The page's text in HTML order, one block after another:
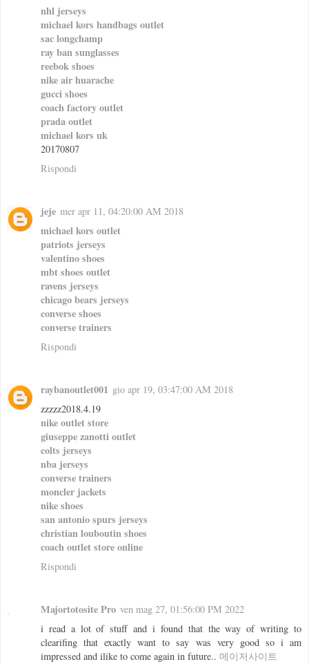
nhl jerseys
michael kors handbags outlet
sac longchamp
ray ban sunglasses
reebok shoes
nike air huarache
gucci shoes
coach factory outlet
prada outlet
michael kors uk
20170807
Rispondi
jeje mer apr 11, 04:20:00 AM 2018
michael kors outlet
patriots jerseys
valentino shoes
mbt shoes outlet
ravens jerseys
chicago bears jerseys
converse shoes
converse trainers
Rispondi
raybanoutlet001 gio apr 19, 03:47:00 AM 2018
zzzzz2018.4.19
nike outlet store
giuseppe zanotti outlet
colts jerseys
nba jerseys
converse trainers
moncler jackets
nike shoes
san antonio spurs jerseys
christian louboutin shoes
coach outlet store online
Rispondi
Majortotosite Pro ven mag 27, 01:56:00 PM 2022
i read a lot of stuff and i found that the way of writing to
clearifing that exactly want to say was very good so i am
impressed and ilike to come again in future.. 메이저사이트